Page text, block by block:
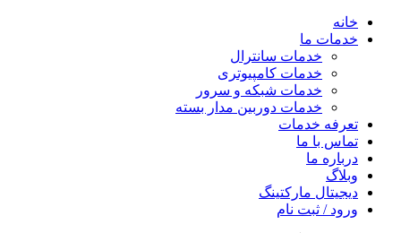
خانه
خدمات ما
خدمات سانترال
خدمات کامپیوتری
خدمات شبکه و سرور
خدمات دوربین مدار بسته
تعرفه خدمات
تماس با ما
درباره ما
وبلاگ
دیجیتال مارکتینگ
ورود / ثبت نام